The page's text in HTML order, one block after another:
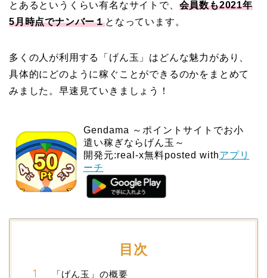
とあるというくらい有名なサイトで、 会員数も2021年
5月時点でナンバー１となっています。
多くの人が利用する「げん玉」はどんな魅力があり、
具体的にどのように稼ぐことができるのかをまとめて
みました。早速見ていきましょう！
Gendama ～ポイントサイトでお小
遣い稼ぎならげん玉～
開発元:real-x無料posted withアプリ
ーチ
目次
「げん玉」の概要